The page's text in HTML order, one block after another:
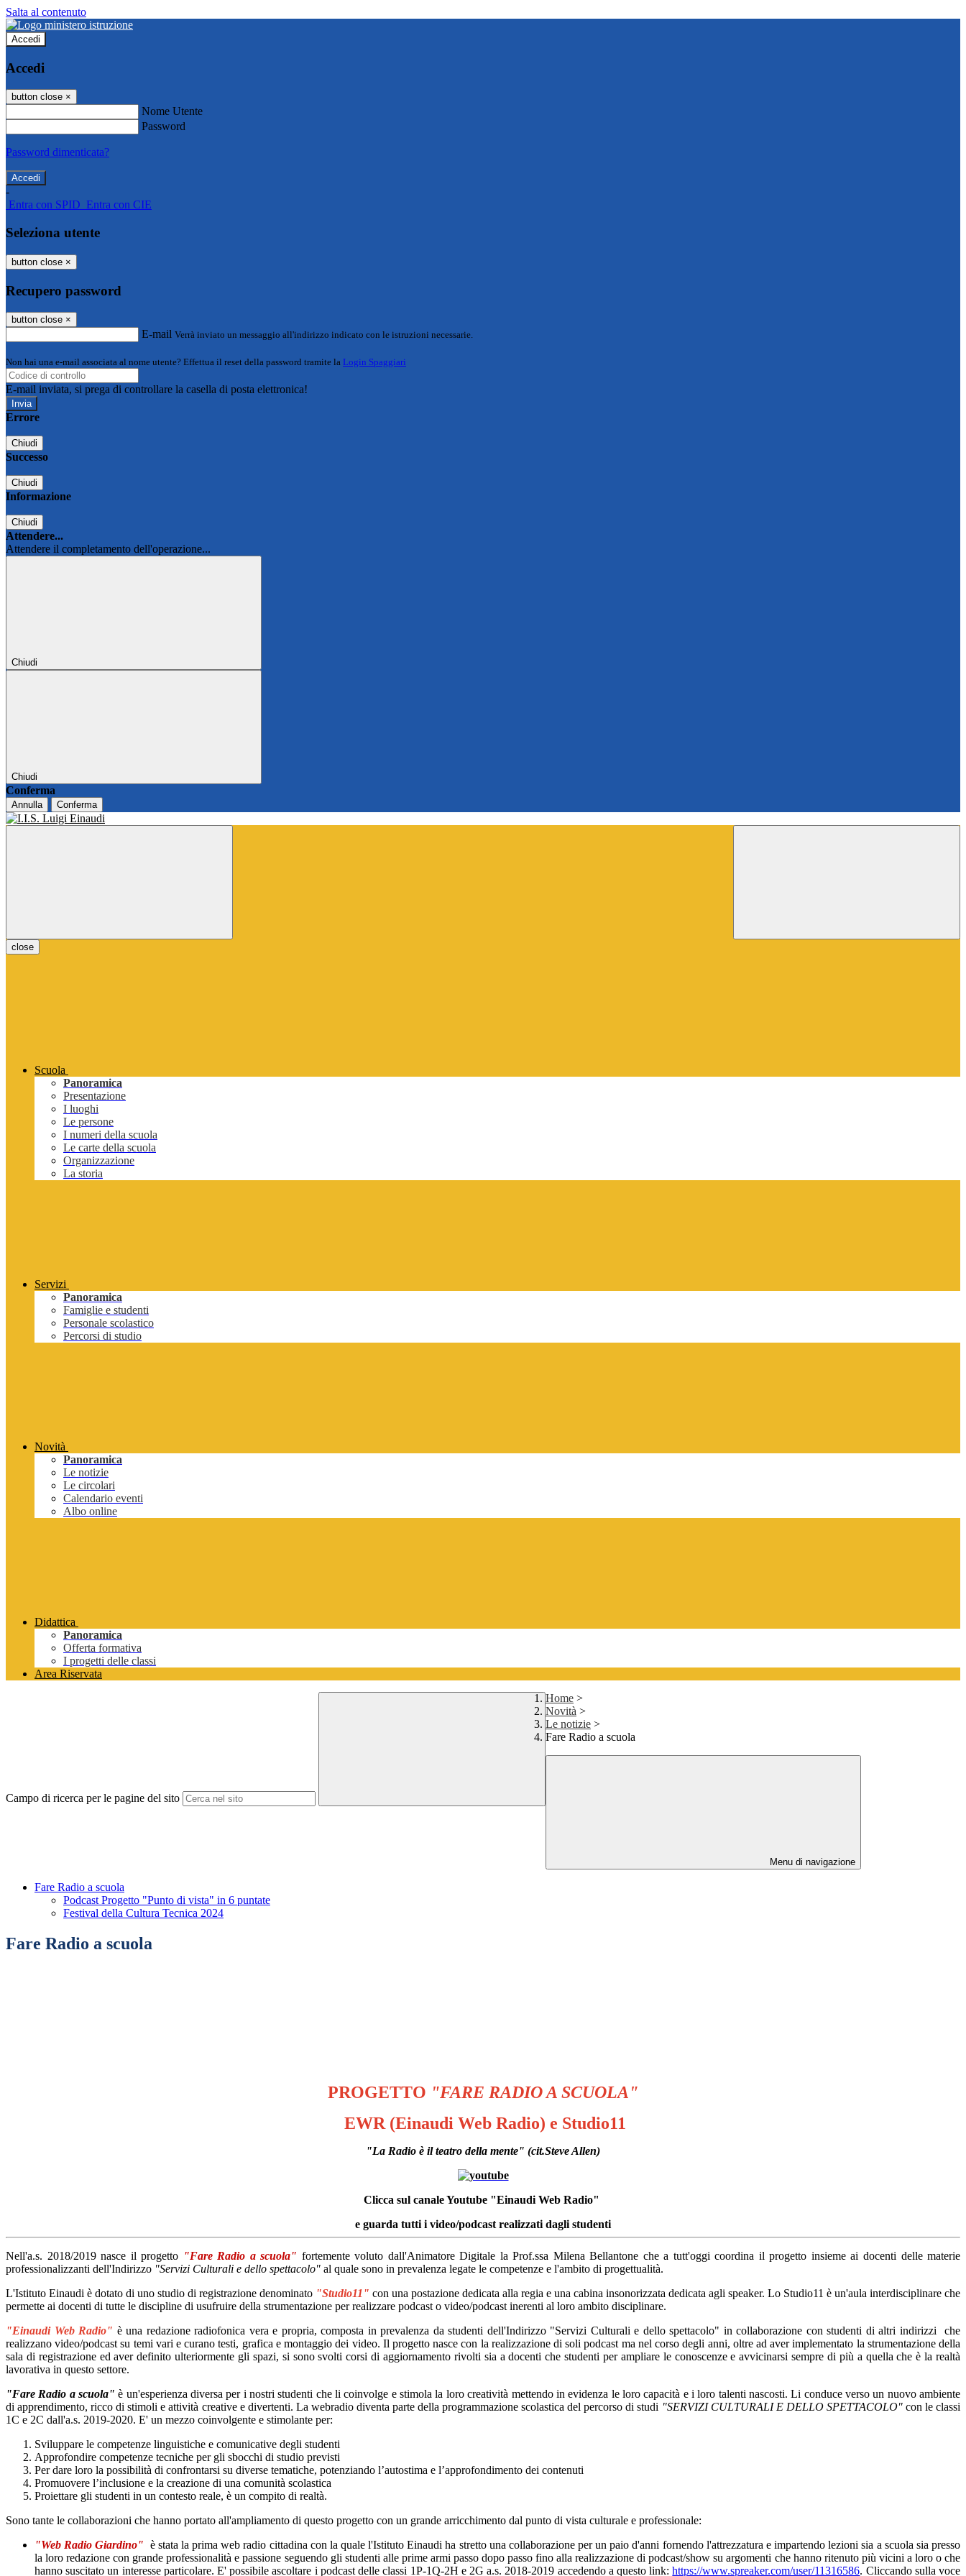
Salta al contenuto
Accedi
Accedi
button close ×
Nome Utente
Password
Password dimenticata?
-
Entra con SPID Entra con CIE
Seleziona utente
button close ×
Recupero password
button close ×
E-mail Verrà inviato un messaggio all'indirizzo indicato con le istruzioni necessarie.
Non hai una e-mail associata al nome utente? Effettua il reset della password tramite la Login Spaggiari
E-mail inviata, si prega di controllare la casella di posta elettronica!
Errore
Chiudi
Successo
Chiudi
Informazione
Chiudi
Attendere...
Attendere il completamento dell'operazione...
Chiudi
Chiudi
Conferma
Annulla Conferma
close
Scuola
Panoramica
Presentazione
I luoghi
Le persone
I numeri della scuola
Le carte della scuola
Organizzazione
La storia
Servizi
Panoramica
Famiglie e studenti
Personale scolastico
Percorsi di studio
Novità
Panoramica
Le notizie
Le circolari
Calendario eventi
Albo online
Didattica
Panoramica
Offerta formativa
I progetti delle classi
Area Riservata
Campo di ricerca per le pagine del sito
Home >
Novità >
Le notizie >
Fare Radio a scuola
Menu di navigazione
Fare Radio a scuola
Podcast Progetto "Punto di vista" in 6 puntate
Festival della Cultura Tecnica 2024
Fare Radio a scuola
PROGETTO "FARE RADIO A SCUOLA"
EWR (Einaudi Web Radio) e Studio11
"La Radio è il teatro della mente" (cit.Steve Allen)
Clicca sul canale Youtube "Einaudi Web Radio"
e guarda tutti i video/podcast realizzati dagli studenti
Nell'a.s. 2018/2019 nasce il progetto "Fare Radio a scuola" fortemente voluto dall'Animatore Digitale la Prof.ssa Milena Bellantone che a tutt'oggi coordina il progetto insieme ai docenti delle materie
professionalizzanti dell'Indirizzo "Servizi Culturali e dello spettacolo" al quale sono in prevalenza legate le competenze e l'ambito di progettualità.
L'Istituto Einaudi è dotato di uno studio di registrazione denominato "Studio11" con una postazione dedicata alla regia e una cabina insonorizzata dedicata agli speaker. Lo Studio11 è un'aula interdisciplinare che
permette ai docenti di tutte le discipline di usufruire della strumentazione per realizzare podcast o video/podcast inerenti al loro ambito disciplinare.
"Einaudi Web Radio" è una redazione radiofonica vera e propria, composta in prevalenza da studenti dell'Indirizzo "Servizi Culturali e dello spettacolo" in collaborazione con studenti di altri indirizzi che
realizzano video/podcast su temi vari e curano testi, grafica e montaggio dei video. Il progetto nasce con la realizzazione di soli podcast ma nel corso degli anni, oltre ad aver implementato la strumentazione della
sala di registrazione ed aver definito ulteriormente gli spazi, si sono svolti corsi di aggiornamento rivolti sia a docenti che studenti per ampliare le conoscenze e avvicinarsi sempre di più a quella che è la realtà
lavorativa in questo settore.
"Fare Radio a scuola" è un'esperienza diversa per i nostri studenti che li coinvolge e stimola la loro creatività mettendo in evidenza le loro capacità e i loro talenti nascosti. Li conduce verso un nuovo ambiente
di apprendimento, ricco di stimoli e attività creative e divertenti. La webradio diventa parte della programmazione scolastica del percorso di studi "SERVIZI CULTURALI E DELLO SPETTACOLO" con le classi
1C e 2C dall'a.s. 2019-2020. E' un mezzo coinvolgente e stimolante per:
Sviluppare le competenze linguistiche e comunicative degli studenti
Approfondire competenze tecniche per gli sbocchi di studio previsti
Per dare loro la possibilità di confrontarsi su diverse tematiche, potenziando l’autostima e l’approfondimento dei contenuti
Promuovere l’inclusione e la creazione di una comunità scolastica
Proiettare gli studenti in un contesto reale, è un compito di realtà.
Sono tante le collaborazioni che hanno portato all'ampliamento di questo progetto con un grande arricchimento dal punto di vista culturale e professionale:
"Web Radio Giardino" è stata la prima web radio cittadina con la quale l'Istituto Einaudi ha stretto una collaborazione per un paio d'anni fornendo l'attrezzatura e impartendo lezioni sia a scuola sia presso
la loro redazionecon grande professionalità e passione seguendo gli studenti alle prime armi passo dopo passo fino alla realizzazione di podcast/show su argomenti che hanno ritenuto più vicini a loro o che
hanno suscitato un interesse particolare. E' possibile ascoltare i podcast delle classi 1P-1Q-2H e 2G a.s. 2018-2019 accedendo a questo link:https://www.spreaker.com/user/11316586. Cliccando sulla voce